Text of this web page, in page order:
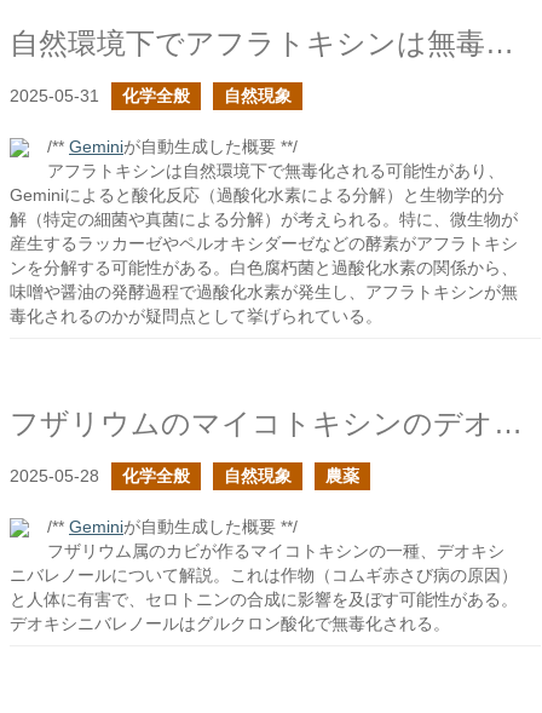
自然環境下でアフラトキシンは無毒化されるか？
2025-05-31 化学全般 自然現象
/** Geminiが自動生成した概要 **/
アフラトキシンは自然環境下で無毒化される可能性があり、
Geminiによると酸化反応（過酸化水素による分解）と生物学的分
解（特定の細菌や真菌による分解）が考えられる。特に、微生物が
産生するラッカーゼやペルオキシダーゼなどの酵素がアフラトキシ
ンを分解する可能性がある。白色腐朽菌と過酸化水素の関係から、
味噌や醤油の発酵過程で過酸化水素が発生し、アフラトキシンが無
毒化されるのかが疑問点として挙げられている。
フザリウムのマイコトキシンのデオキシニバレノール
2025-05-28 化学全般 自然現象 農薬
/** Geminiが自動生成した概要 **/
フザリウム属のカビが作るマイコトキシンの一種、デオキシ
ニバレノールについて解説。これは作物（コムギ赤さび病の原因）
と人体に有害で、セロトニンの合成に影響を及ぼす可能性がある。
デオキシニバレノールはグルクロン酸化で無毒化される。